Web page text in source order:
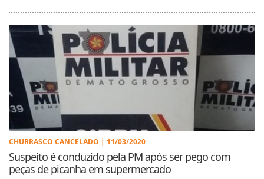
CHURRASCO CANCELADO | 11/03/2020
Suspeito é conduzido pela PM após ser pego com
peças de picanha em supermercado